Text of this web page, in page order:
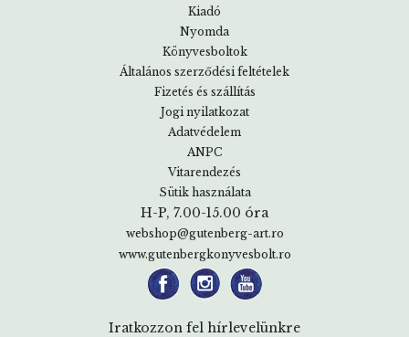
Kiadó
Nyomda
Könyvesboltok
Általános szerződési feltételek
Fizetés és szállítás
Jogi nyilatkozat
Adatvédelem
ANPC
Vitarendezés
Sütik használata
H-P, 7.00-15.00 óra
webshop@gutenberg-art.ro
www.gutenbergkonyvesbolt.ro
Iratkozzon fel hírlevelünkre